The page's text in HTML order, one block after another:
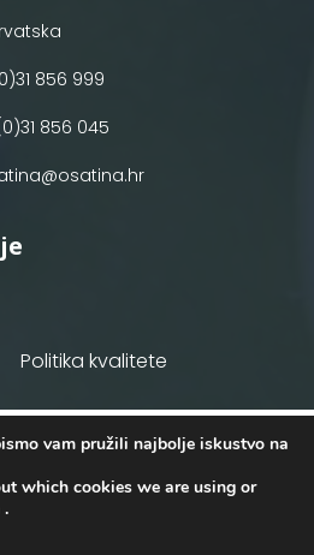
856 999
856 045
Politika kvalitete
d.o.o.2026. Configured
. Sva prava pridržana.
vam pružili najbolje iskustvo na
which cookies we are using or
.